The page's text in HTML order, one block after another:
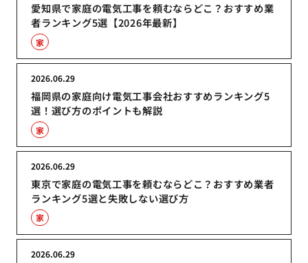
愛知県で家庭の電気工事を頼むならどこ？おすすめ業
者ランキング5選【2026年最新】
家
福岡県の家庭向け電気工事会社おすすめランキング5
選！選び方のポイントも解説
2026.06.29
家
東京で家庭の電気工事を頼むならどこ？おすすめ業者
ランキング5選と失敗しない選び方
2026.06.29
家
2026.06.29